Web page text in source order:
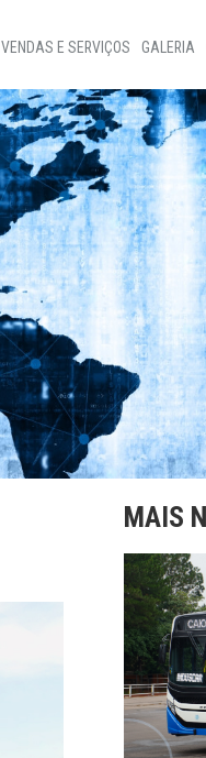
VENDAS E SERVIÇOS
Vendas de Peças
Assistência Técnica
GALERIA
Notícias
Vídeos
MAIS